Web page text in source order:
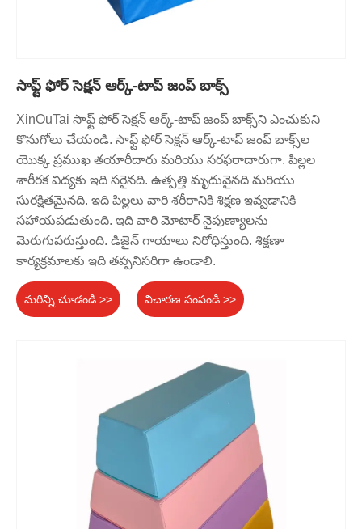
సాఫ్ట్ ఫోర్ సెక్షన్ ఆర్క్-టాప్ జంప్ బాక్స్
XinOuTai సాఫ్ట్ ఫోర్ సెక్షన్ ఆర్క్-టాప్ జంప్ బాక్స్‌ని ఎంచుకుని
కొనుగోలు చేయండి. సాఫ్ట్ ఫోర్ సెక్షన్ ఆర్క్-టాప్ జంప్ బాక్స్‌ల
యొక్క ప్రముఖ తయారీదారు మరియు సరఫరాదారుగా. పిల్లల
శారీరక విద్యకు ఇది సరైనది. ఉత్పత్తి మృదువైనది మరియు
సురక్షితమైనది. ఇది పిల్లలు వారి శరీరానికి శిక్షణ ఇవ్వడానికి
సహాయపడుతుంది. ఇది వారి మోటార్ నైపుణ్యాలను
మెరుగుపరుస్తుంది. డిజైన్ గాయాలు నిరోధిస్తుంది. శిక్షణా
కార్యక్రమాలకు ఇది తప్పనిసరిగా ఉండాలి.
మరిన్ని చూడండి >> విచారణ పంపండి >>